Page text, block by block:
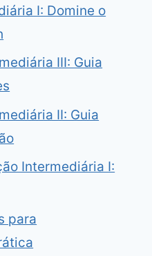
I: Domine o
III: Guia
II: Guia
Intermediária I:
para